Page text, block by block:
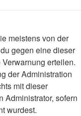
meistens von der
gegen eine dieser
erteilen.
der Administration
mit dieser
Administrator, sofern
wurdest.